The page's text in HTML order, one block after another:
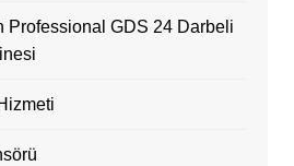
Professional GDS 24 Darbeli